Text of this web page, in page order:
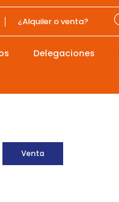
¿Alquiler o venta?
Delegaciones
Venta